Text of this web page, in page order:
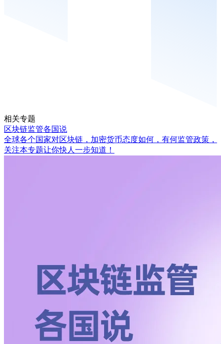
相关专题
区块链监管各国说
全球各个国家对区块链，加密货币态度如何，有何监管政策，
关注本专题让你快人一步知道！